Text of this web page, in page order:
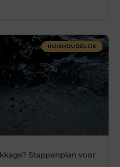
HUISHOUDELIJK
Stappenplan voor